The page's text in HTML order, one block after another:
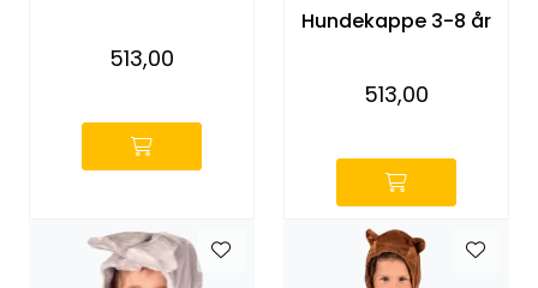
513,00
Hundekappe 3-8 år
513,00